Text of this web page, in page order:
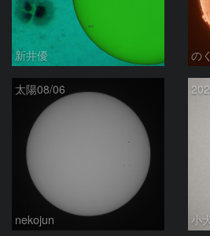
新井優 の
太陽08/06
nekojun 小